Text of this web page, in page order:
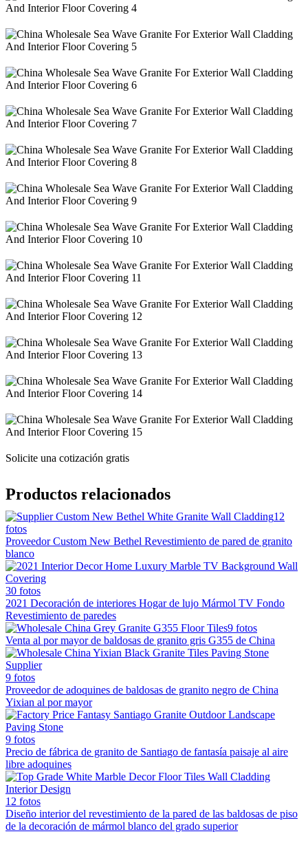
Solicite una cotización gratis
Productos relacionados
12
fotos
Proveedor Custom New Bethel Revestimiento de pared de granito
blanco
30 fotos
2021 Decoración de interiores Hogar de lujo Mármol TV Fondo
Revestimiento de paredes
9 fotos
Venta al por mayor de baldosas de granito gris G355 de China
9 fotos
Proveedor de adoquines de baldosas de granito negro de China
Yixian al por mayor
9 fotos
Precio de fábrica de granito de Santiago de fantasía paisaje al aire
libre adoquines
12 fotos
Diseño interior del revestimiento de la pared de las baldosas de piso
de la decoración de mármol blanco del grado superior